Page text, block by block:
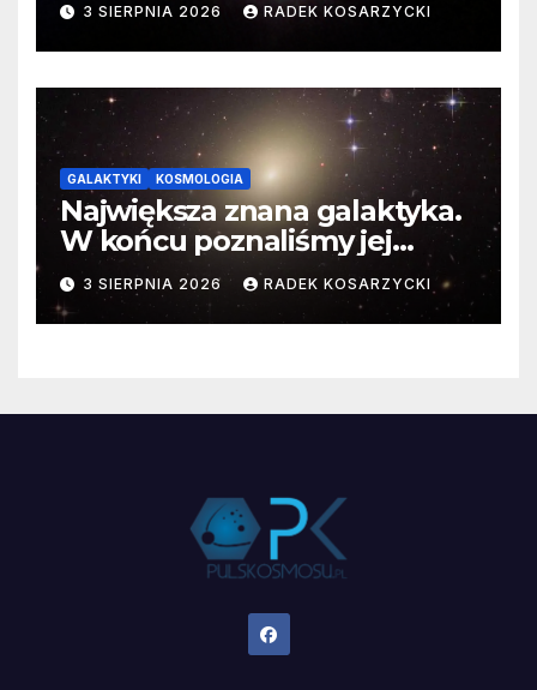
3 SIERPNIA 2026 RADEK KOSARZYCKI
GALAKTYKI KOSMOLOGIA
Największa znana galaktyka.
W końcu poznaliśmy jej
faktyczne wymiary
3 SIERPNIA 2026 RADEK KOSARZYCKI